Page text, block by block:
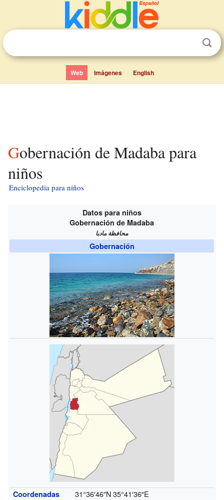
Web Imágenes English
Gobernación de Madaba para
niños
Enciclopedia para niños
Datos para niños
Gobernación de Madaba
محافظة مادبا
Gobernación
Coordenadas 31°36′46″N 35°41′36″E